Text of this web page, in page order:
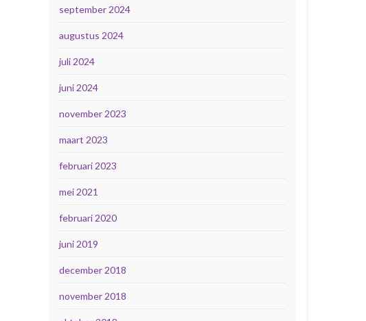
september 2024
augustus 2024
juli 2024
juni 2024
november 2023
maart 2023
februari 2023
mei 2021
februari 2020
juni 2019
december 2018
november 2018